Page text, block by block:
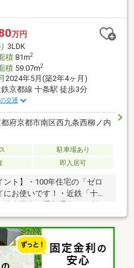
万円
3LDK
積81m2
積59.07m2
2024年5月(築2年4ヶ月)
京都線 十条駅 徒歩3分
交通
府京都市南区西九条西柳ノ内
駐車場あり
即入居可
ント】・100年住宅の「ゼロ
にお使いです！・近鉄「十
！更にエアコンも付いてい
屋をスッキリとした空間に保
あり、お洗濯を干すスペー
車可能。☆お気軽にお問合せ
㎡(16.5坪)